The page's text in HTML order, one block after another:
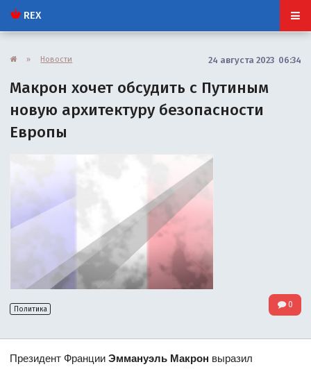
REX
» Новости 24 августа 2023 06:34
Макрон хочет обсудить с Путиным
новую архитектуру безопасности
Европы
Политика 0
Президент ФранцииЭммануэль Макрон выразил